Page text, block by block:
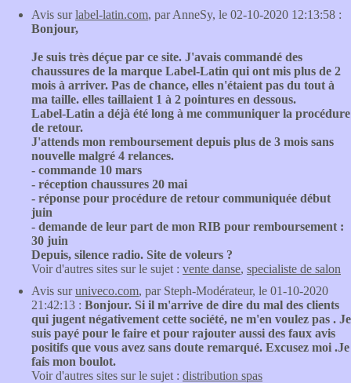
Avis surlabel-latin.com, par AnneSy, le 02-10-2020 12:13:58 :
Bonjour,
Je suis très déçue par ce site. J'avais commandé des
chaussures de la marque Label-Latin qui ont mis plus de 2
mois à arriver. Pas de chance, elles n'étaient pas du tout à
ma taille. elles taillaient 1 à 2 pointures en dessous.
Label-Latin a déjà été long à me communiquer la procédure
de retour.
J'attends mon remboursement depuis plus de 3 mois sans
nouvelle malgré 4 relances.
- commande 10 mars
- réception chaussures 20 mai
- réponse pour procédure de retour communiquée début
juin
- demande de leur part de mon RIB pour remboursement :
30 juin
Depuis, silence radio. Site de voleurs ?
Voir d'autres sites sur le sujet : vente danse, specialiste de salon
Avis suruniveco.com, par Steph-Modérateur, le 01-10-2020
21:42:13 : Bonjour. Si il m'arrive de dire du mal des clients
qui jugent négativement cette société, ne m'en voulez pas . Je
suis payé pour le faire et pour rajouter aussi des faux avis
positifs que vous avez sans doute remarqué. Excusez moi .Je
fais mon boulot.
Voir d'autres sites sur le sujet : distribution spas